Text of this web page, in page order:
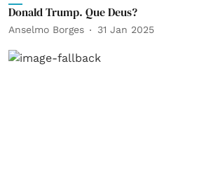
Donald Trump. Que Deus?
Anselmo Borges 31 Jan 2025